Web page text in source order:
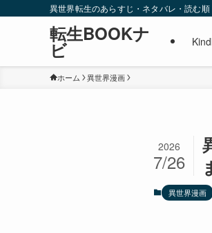
異世界転生のあらすじ・ネタバレ・読む順
転生BOOKナ
ビ
ホーム 異世界漫画
2026
7/26
異世界漫画